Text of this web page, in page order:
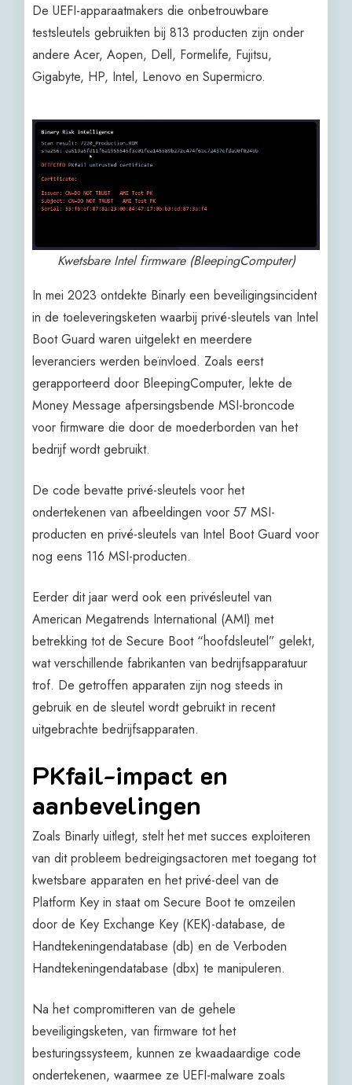
De UEFI-apparaatmakers die onbetrouwbare
testsleutels gebruikten bij 813 producten zijn onder
andere Acer, Aopen, Dell, Formelife, Fujitsu,
Gigabyte, HP, Intel, Lenovo en Supermicro.
Kwetsbare Intel firmware (BleepingComputer)
In mei 2023 ontdekte Binarly een beveiligingsincident
in de toeleveringsketen waarbij privé-sleutels van Intel
Boot Guard waren uitgelekt en meerdere
leveranciers werden beïnvloed. Zoals eerst
gerapporteerd door BleepingComputer, lekte de
Money Message afpersingsbende MSI-broncode
voor firmware die door de moederborden van het
bedrijf wordt gebruikt.
De code bevatte privé-sleutels voor het
ondertekenen van afbeeldingen voor 57 MSI-
producten en privé-sleutels van Intel Boot Guard voor
nog eens 116 MSI-producten.
Eerder dit jaar werd ook een privésleutel van
American Megatrends International (AMI) met
betrekking tot de Secure Boot “hoofdsleutel” gelekt,
wat verschillende fabrikanten van bedrijfsapparatuur
trof. De getroffen apparaten zijn nog steeds in
gebruik en de sleutel wordt gebruikt in recent
uitgebrachte bedrijfsapparaten.
PKfail-impact en
aanbevelingen
Zoals Binarly uitlegt, stelt het met succes exploiteren
van dit probleem bedreigingsactoren met toegang tot
kwetsbare apparaten en het privé-deel van de
Platform Key in staat om Secure Boot te omzeilen
door de Key Exchange Key (KEK)-database, de
Handtekeningendatabase (db) en de Verboden
Handtekeningendatabase (dbx) te manipuleren.
Na het compromitteren van de gehele
beveiligingsketen, van firmware tot het
besturingssysteem, kunnen ze kwaadaardige code
ondertekenen, waarmee ze UEFI-malware zoals